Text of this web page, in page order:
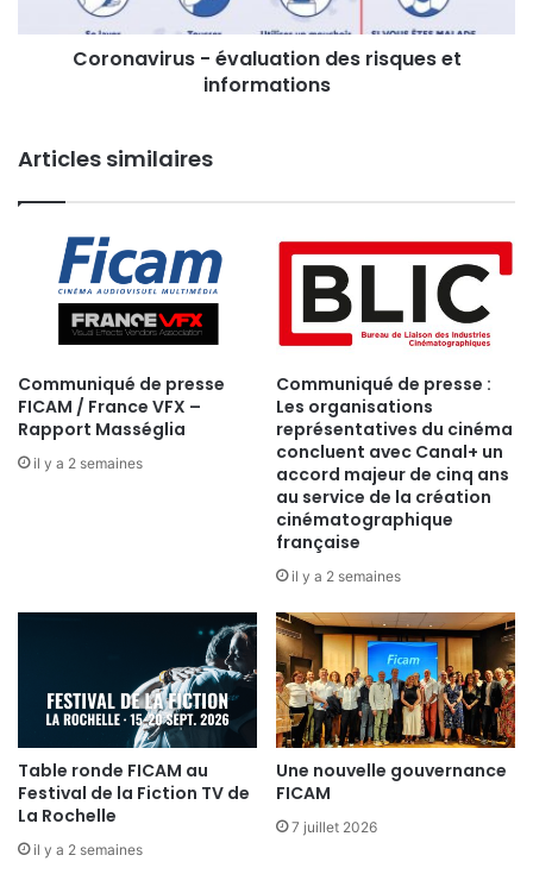
27 mai 2020 initialement prévue le 10 avril 2020 est
décalée au 30 avril 2020.
anticipée des locaux du CNC, sera réputé déposé au 1er
entre le 1er mars et le 30 avril.
Cet appel à projets dont la thématique constitue un axe de
développement de l’attractivité de la filière est ouvert pour
une durée indéterminée.
AAP_Soutien-financier-aux-industries-
techniques_FAQ
Télécharger
Coronavirus - évaluation des risques et
informations
Articles similaires
Communiqué de presse
FICAM / France VFX –
Rapport Masséglia
il y a 2 semaines
Communiqué de presse :
Les organisations
représentatives du cinéma
concluent avec Canal+ un
accord majeur de cinq ans
au service de la création
cinématographique
française
il y a 2 semaines
Table ronde FICAM au
Festival de la Fiction TV de
La Rochelle
il y a 2 semaines
Une nouvelle gouvernance
FICAM
7 juillet 2026